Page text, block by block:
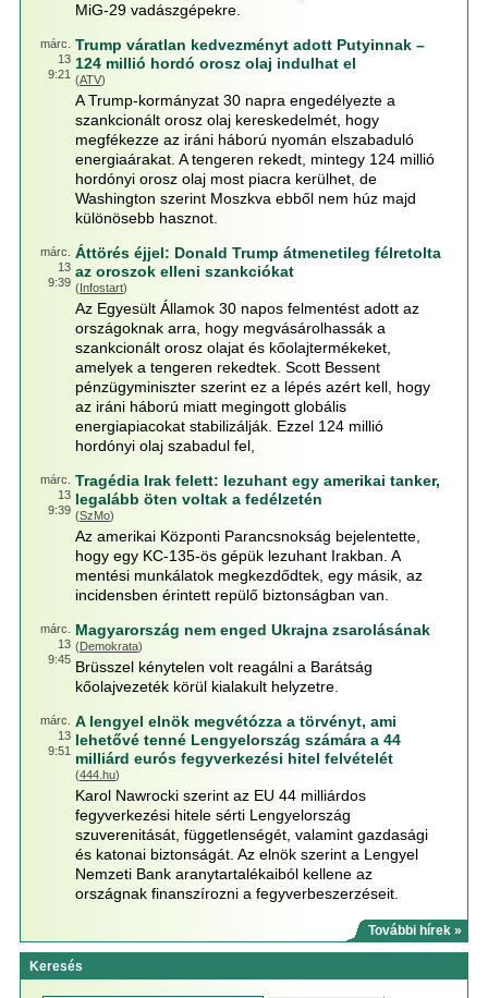
MiG-29 vadászgépekre.
márc.
13
9:21
Trump váratlan kedvezményt adott Putyinnak –
124 millió hordó orosz olaj indulhat el
(ATV)
A Trump-kormányzat 30 napra engedélyezte a
szankcionált orosz olaj kereskedelmét, hogy
megfékezze az iráni háború nyomán elszabaduló
energiaárakat. A tengeren rekedt, mintegy 124 millió
hordónyi orosz olaj most piacra kerülhet, de
Washington szerint Moszkva ebből nem húz majd
különösebb hasznot.
márc.
13
9:39
Áttörés éjjel: Donald Trump átmenetileg félretolta
az oroszok elleni szankciókat
(Infostart)
Az Egyesült Államok 30 napos felmentést adott az
országoknak arra, hogy megvásárolhassák a
szankcionált orosz olajat és kőolajtermékeket,
amelyek a tengeren rekedtek. Scott Bessent
pénzügyminiszter szerint ez a lépés azért kell, hogy
az iráni háború miatt megingott globális
energiapiacokat stabilizálják. Ezzel 124 millió
hordónyi olaj szabadul fel,
márc.
13
9:39
Tragédia Irak felett: lezuhant egy amerikai tanker,
legalább öten voltak a fedélzetén
(SzMo)
Az amerikai Központi Parancsnokság bejelentette,
hogy egy KC-135-ös gépük lezuhant Irakban. A
mentési munkálatok megkezdődtek, egy másik, az
incidensben érintett repülő biztonságban van.
márc.
13
9:45
Magyarország nem enged Ukrajna zsarolásának
(Demokrata)
Brüsszel kénytelen volt reagálni a Barátság
kőolajvezeték körül kialakult helyzetre.
márc.
13
9:51
A lengyel elnök megvétózza a törvényt, ami
lehetővé tenné Lengyelország számára a 44
milliárd eurós fegyverkezési hitel felvételét
(444.hu)
Karol Nawrocki szerint az EU 44 milliárdos
fegyverkezési hitele sérti Lengyelország
szuverenitását, függetlenségét, valamint gazdasági
és katonai biztonságát. Az elnök szerint a Lengyel
Nemzeti Bank aranytartalékaiból kellene az
országnak finanszírozni a fegyverbeszerzéseit.
További hírek »
Keresés